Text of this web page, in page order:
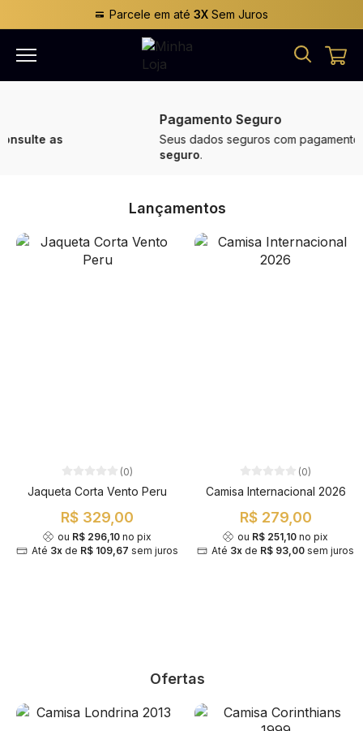
Parcele em até 3XSem Juros
Pagamento Seguro
Seus dados seguros com pagamento100%
Lançamentos
(0)
Jaqueta Corta Vento Peru
R$ 329,00
ou R$ 296,10 no pix
Até 3xde R$ 109,67 sem juros
(0)
Camisa Internacional 2026
R$ 279,00
ou R$ 251,10 no pix
Até 3x de R$ 93,00 sem juros
Ofertas